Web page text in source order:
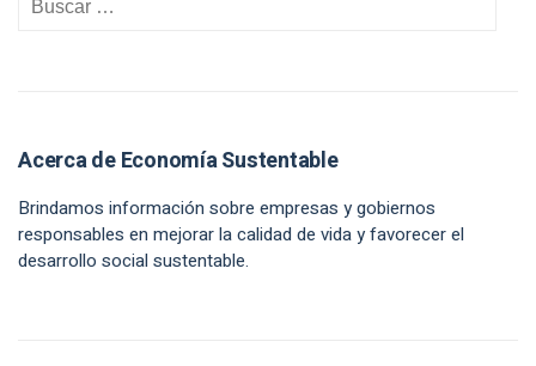
Acerca de Economía Sustentable
Brindamos información sobre empresas y gobiernos
responsables en mejorar la calidad de vida y favorecer el
desarrollo social sustentable.